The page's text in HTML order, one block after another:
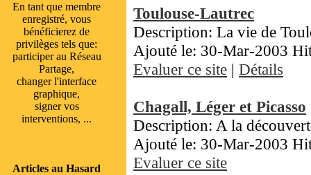
En tant que membre
enregistré, vous
bénéficierez de
privilèges tels que:
participer au Réseau
Partage,
changer l'interface
graphique,
signer vos
interventions, ...
Articles au Hasard
Toulouse-Lautrec
Description: La vie de
Ajouté le: 30-Mar-2003
Evaluer ce site | Détails
Chagall, Léger et Picasso
Description: A la
Ajouté le: 30-Mar-2003
Evaluer ce site